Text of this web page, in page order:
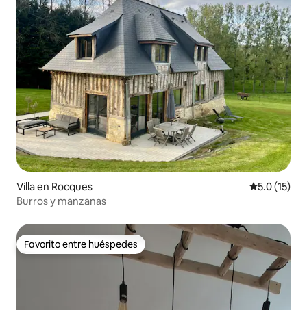
Villa en Rocques Calificación
5.0 (15)
Burros y manzanas
Favorito entre huéspedes
Favorito entre huéspedes